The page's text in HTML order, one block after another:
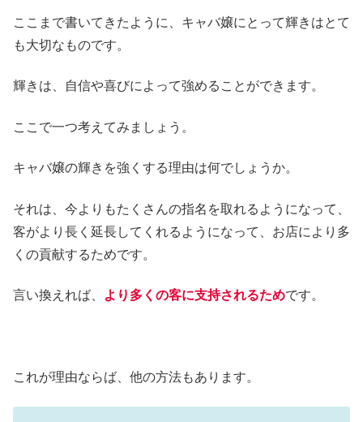
ここまで書いてきたように、キャバ嬢にとって輝きはとて
も大切なものです。
輝きは、自信や喜びによって強めることができます。
ここで一つ考えてみましょう。
キャバ嬢の輝きを強くする理由は何でしょうか。
それは、今よりもたくさんの指名を取れるようになって、
客がより長く延長してくれるようになって、お店により多
くの貢献するためです。
言い換えれば、 より多くの客に支持されるためです。
これが理由ならば、他の方法もあります。